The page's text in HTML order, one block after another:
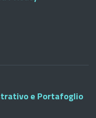
e Portafoglio